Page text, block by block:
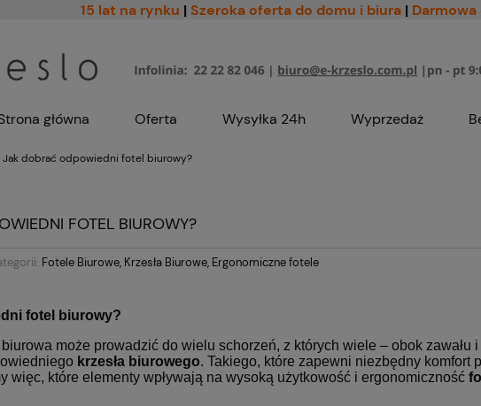
15 lat na rynku | Szeroka oferta do domu i biura |
główna Oferta Wysyłka 24h Wyprzedaż
Jak dobrać odpowiedni fotel biurowy?
FOTEL BIUROWY?
Fotele Biurowe, Krzesła Biurowe, Ergonomiczne fotele
fotel biurowy?
może prowadzić do wielu schorzeń, z których wiele – obok
krzesła biurowego. Takiego, które zapewni niezbędny komfort
więc, które elementy wpływają na wysoką użytkowość i ergonomiczność